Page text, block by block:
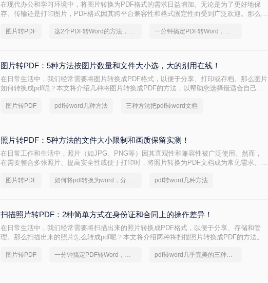
在现代办公和学习环境中，将图片转换为PDF格式的需求日益增加。无论是为了更好地保
存、传输还是打印图片，PDF格式因其跨平台兼容性和格式固定性而受到广泛欢迎。那么图
图片转PDF 这2个PDF转Word的方法，高效率转换，排版不乱码！ 一分钟搞定PDF转Word，这2种简单方法，任意选择
图片转PDF：5种方法按图片数量和文件大小选，大的别用在线！
在日常生活中，我们经常需要将图片转换成PDF格式，以便于分享、打印或存档。那么图片
如何转换成pdf呢？本文将介绍几种将图片转换成PDF的方法，以帮助您选择最适合自己的
图片转PDF pdf转word几种方法 三种方法把pdf转word文档
照片转PDF：5种方法的文件大小限制和画质保留实测！
在日常工作和生活中，照片（如JPG、PNG等）因其直观性和兼容性被广泛使用。然而，
在需要整合多张照片、提高安全性或便于打印时，将照片转换为PDF文档成为常见需求。那
助用户根据需求选择最适合的方案。
图片转PDF 如何将pdf转换为word，分享一种简单的方法 pdf转word几种方法
扫描照片转PDF：2种简单方式在身份证和合同上的操作差异！
在日常生活中，我们经常需要将扫描出来的照片转换成PDF格式，以便于分享、存储和管
理。那么扫描出来的照片怎么转成pdf呢？本文将介绍两种将扫描照片转换成PDF的方法。
图片转PDF 一分钟搞定PDF转Word，这2种简单方法，任意选择 pdf转word几乎完美的三种方式